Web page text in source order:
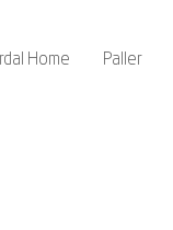
Home Paller